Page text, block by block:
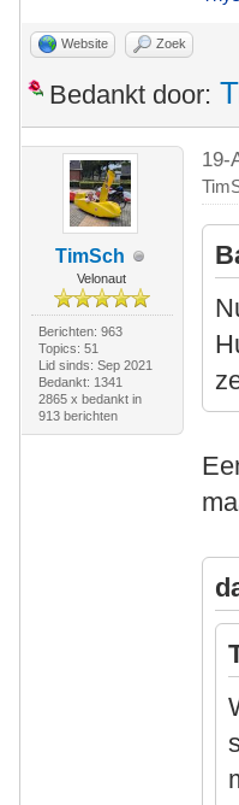
Website Zoek
Bedankt door:
TimSch
Velonaut
Berichten: 963
Topics: 51
Lid sinds: Sep 2021
Bedankt: 1341
2865 x bedankt in
913 berichten
19-